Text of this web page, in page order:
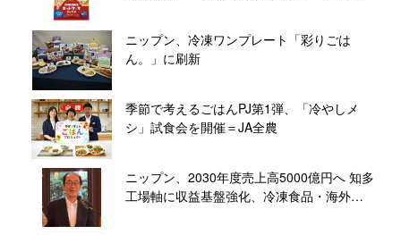
ニップン、冷凍ワンプレート「彩りごは
ん。」に刷新
季節で考えるごはんPJ第1弾、「冷やしメ
シ」試食会を開催＝JA全農
ニップン、2030年度売上高5000億円へ 知多
工場軸に収益基盤強化、冷凍食品・海外を